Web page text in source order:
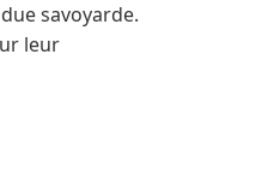
savoyarde.
leur